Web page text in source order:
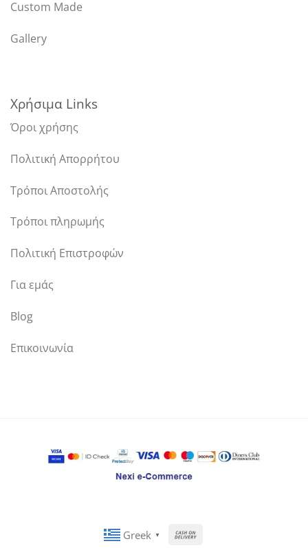
Custom Made
Gallery
Χρήσιμα Links
Όροι χρήσης
Πολιτική Απορρήτου
Τρόποι Αποστολής
Τρόποι πληρωμής
Πολιτική Επιστροφών
Για εμάς
Blog
Επικοινωνία
Greek ▼